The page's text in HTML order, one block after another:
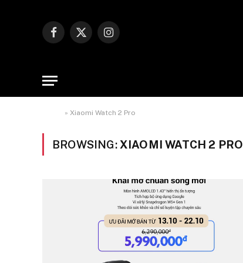
Facebook
X
Instagram
» Xiaomi Watch 2 Pro
BROWSING: XIAOMI WATCH 2 PRO